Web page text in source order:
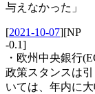
与えなかった」
[2021-10-07][NP
-0.1]
・欧州中央銀行
政策スタンスは
いては、年内に